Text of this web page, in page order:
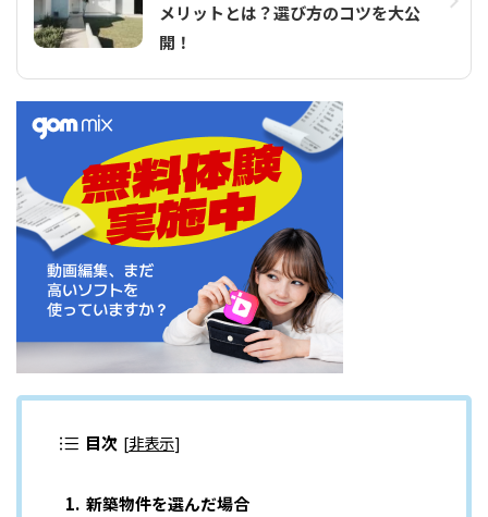
メリットとは？選び方のコツを大公
開！
目次 [非表示]
新築物件を選んだ場合